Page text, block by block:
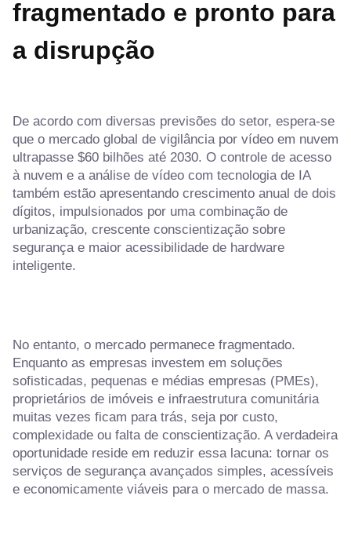
fragmentado e pronto para
a disrupção
De acordo com diversas previsões do setor, espera-se
que o mercado global de vigilância por vídeo em nuvem
ultrapasse $60 bilhões até 2030. O controle de acesso
à nuvem e a análise de vídeo com tecnologia de IA
também estão apresentando crescimento anual de dois
dígitos, impulsionados por uma combinação de
urbanização, crescente conscientização sobre
segurança e maior acessibilidade de hardware
inteligente.
No entanto, o mercado permanece fragmentado.
Enquanto as empresas investem em soluções
sofisticadas, pequenas e médias empresas (PMEs),
proprietários de imóveis e infraestrutura comunitária
muitas vezes ficam para trás, seja por custo,
complexidade ou falta de conscientização. A verdadeira
oportunidade reside em reduzir essa lacuna: tornar os
serviços de segurança avançados simples, acessíveis
e economicamente viáveis para o mercado de massa.